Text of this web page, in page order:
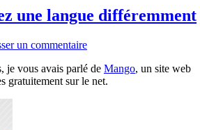
une langue différemment
un commentaire
je vous avais parlé de Mango, un site web
gratuitement sur le net.